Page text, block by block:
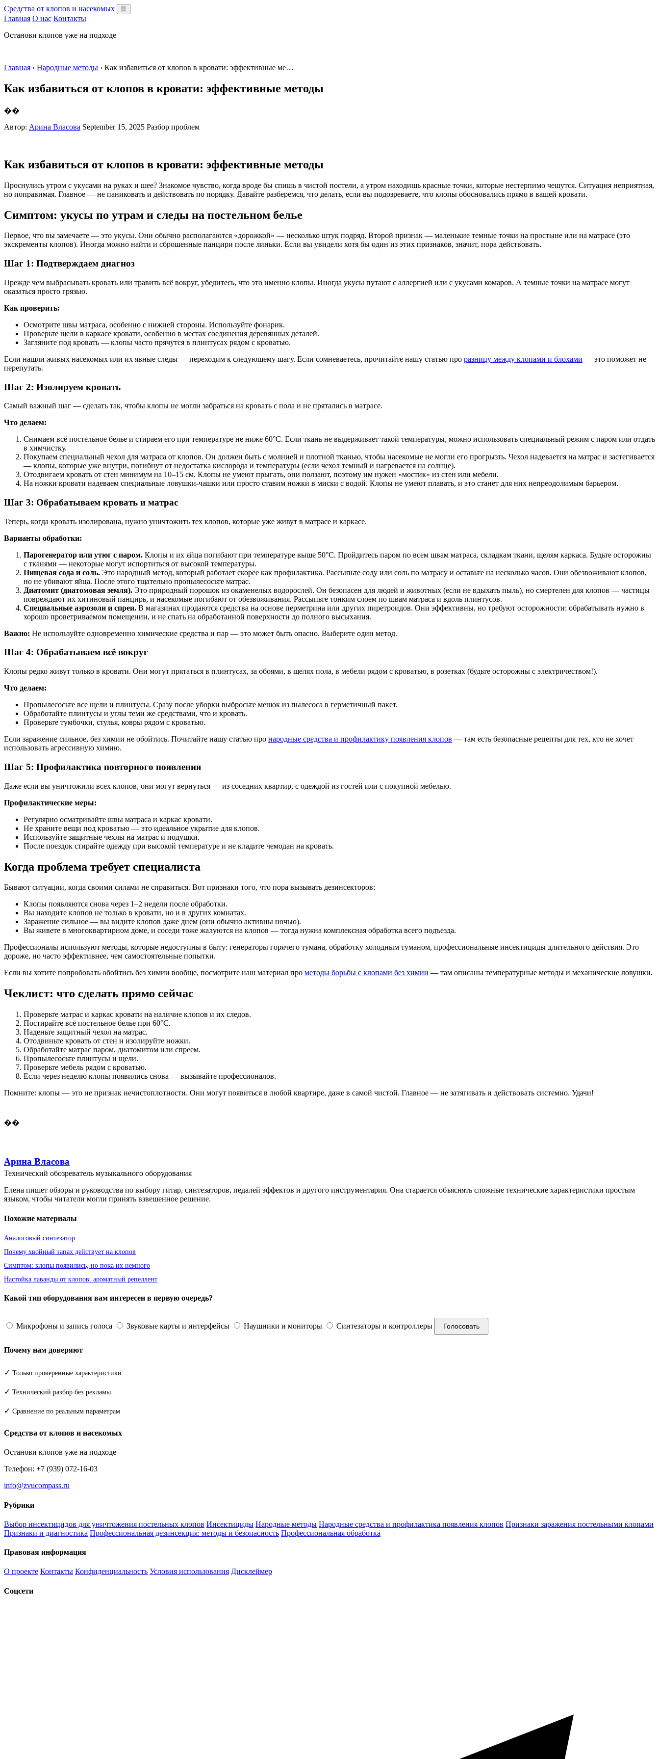
Средства от клопов и насекомых ☰
Главная О нас Контакты
Останови клопов уже на подходе
Главная › Народные методы › Как избавиться от клопов в кровати: эффективные ме…
Как избавиться от клопов в кровати: эффективные методы
��
Автор: Арина Власова September 15, 2025 Разбор проблем
Как избавиться от клопов в кровати: эффективные методы
Проснулись утром с укусами на руках и шее? Знакомое чувство, когда вроде бы спишь в чистой постели, а утром находишь красные точки, которые нестерпимо чешутся. Ситуация неприятная,
но поправимая. Главное — не паниковать и действовать по порядку. Давайте разберемся, что делать, если вы подозреваете, что клопы обосновались прямо в вашей кровати.
Симптом: укусы по утрам и следы на постельном белье
Первое, что вы замечаете — это укусы. Они обычно располагаются «дорожкой» — несколько штук подряд. Второй признак — маленькие темные точки на простыне или на матрасе (это
экскременты клопов). Иногда можно найти и сброшенные панцири после линьки. Если вы увидели хотя бы один из этих признаков, значит, пора действовать.
Шаг 1: Подтверждаем диагноз
Прежде чем выбрасывать кровать или травить всё вокруг, убедитесь, что это именно клопы. Иногда укусы путают с аллергией или с укусами комаров. А темные точки на матрасе могут
оказаться просто грязью.
Как проверить:
Осмотрите швы матраса, особенно с нижней стороны. Используйте фонарик.
Проверьте щели в каркасе кровати, особенно в местах соединения деревянных деталей.
Загляните под кровать — клопы часто прячутся в плинтусах рядом с кроватью.
Если нашли живых насекомых или их явные следы — переходим к следующему шагу. Если сомневаетесь, прочитайте нашу статью про разницу между клопами и блохами — это поможет не
перепутать.
Шаг 2: Изолируем кровать
Самый важный шаг — сделать так, чтобы клопы не могли забраться на кровать с пола и не прятались в матрасе.
Что делаем:
Снимаем всё постельное белье и стираем его при температуре не ниже 60°C. Если ткань не выдерживает такой температуры, можно использовать специальный режим с паром или отдать
в химчистку.
Покупаем специальный чехол для матраса от клопов. Он должен быть с молнией и плотной тканью, чтобы насекомые не могли его прогрызть. Чехол надевается на матрас и застегивается
— клопы, которые уже внутри, погибнут от недостатка кислорода и температуры (если чехол темный и нагревается на солнце).
Отодвигаем кровать от стен минимум на 10–15 см. Клопы не умеют прыгать, они ползают, поэтому им нужен «мостик» из стен или мебели.
На ножки кровати надеваем специальные ловушки-чашки или просто ставим ножки в миски с водой. Клопы не умеют плавать, и это станет для них непреодолимым барьером.
Шаг 3: Обрабатываем кровать и матрас
Теперь, когда кровать изолирована, нужно уничтожить тех клопов, которые уже живут в матрасе и каркасе.
Варианты обработки:
Парогенератор или утюг с паром. Клопы и их яйца погибают при температуре выше 50°C. Пройдитесь паром по всем швам матраса, складкам ткани, щелям каркаса. Будьте осторожны
с тканями — некоторые могут испортиться от высокой температуры.
Пищевая сода и соль. Это народный метод, который работает скорее как профилактика. Рассыпьте соду или соль по матрасу и оставьте на несколько часов. Они обезвоживают клопов,
но не убивают яйца. После этого тщательно пропылесосьте матрас.
Диатомит (диатомовая земля). Это природный порошок из окаменелых водорослей. Он безопасен для людей и животных (если не вдыхать пыль), но смертелен для клопов — частицы
повреждают их хитиновый панцирь, и насекомые погибают от обезвоживания. Рассыпьте тонким слоем по швам матраса и вдоль плинтусов.
Специальные аэрозоли и спреи. В магазинах продаются средства на основе перметрина или других пиретроидов. Они эффективны, но требуют осторожности: обрабатывать нужно в
хорошо проветриваемом помещении, и не спать на обработанной поверхности до полного высыхания.
Важно: Не используйте одновременно химические средства и пар — это может быть опасно. Выберите один метод.
Шаг 4: Обрабатываем всё вокруг
Клопы редко живут только в кровати. Они могут прятаться в плинтусах, за обоями, в щелях пола, в мебели рядом с кроватью, в розетках (будьте осторожны с электричеством!).
Что делаем:
Пропылесосьте все щели и плинтусы. Сразу после уборки выбросьте мешок из пылесоса в герметичный пакет.
Обработайте плинтусы и углы теми же средствами, что и кровать.
Проверьте тумбочки, стулья, ковры рядом с кроватью.
Если заражение сильное, без химии не обойтись. Почитайте нашу статью про народные средства и профилактику появления клопов — там есть безопасные рецепты для тех, кто не хочет
использовать агрессивную химию.
Шаг 5: Профилактика повторного появления
Даже если вы уничтожили всех клопов, они могут вернуться — из соседних квартир, с одеждой из гостей или с покупной мебелью.
Профилактические меры:
Регулярно осматривайте швы матраса и каркас кровати.
Не храните вещи под кроватью — это идеальное укрытие для клопов.
Используйте защитные чехлы на матрас и подушки.
После поездок стирайте одежду при высокой температуре и не кладите чемодан на кровать.
Когда проблема требует специалиста
Бывают ситуации, когда своими силами не справиться. Вот признаки того, что пора вызывать дезинсекторов:
Клопы появляются снова через 1–2 недели после обработки.
Вы находите клопов не только в кровати, но и в других комнатах.
Заражение сильное — вы видите клопов даже днем (они обычно активны ночью).
Вы живете в многоквартирном доме, и соседи тоже жалуются на клопов — тогда нужна комплексная обработка всего подъезда.
Профессионалы используют методы, которые недоступны в быту: генераторы горячего тумана, обработку холодным туманом, профессиональные инсектициды длительного действия. Это
дороже, но часто эффективнее, чем самостоятельные попытки.
Если вы хотите попробовать обойтись без химии вообще, посмотрите наш материал про методы борьбы с клопами без химии — там описаны температурные методы и механические ловушки.
Чеклист: что сделать прямо сейчас
Проверьте матрас и каркас кровати на наличие клопов и их следов.
Постирайте всё постельное белье при 60°C.
Наденьте защитный чехол на матрас.
Отодвиньте кровать от стен и изолируйте ножки.
Обработайте матрас паром, диатомитом или спреем.
Пропылесосьте плинтусы и щели.
Проверьте мебель рядом с кроватью.
Если через неделю клопы появились снова — вызывайте профессионалов.
Помните: клопы — это не признак нечистоплотности. Они могут появиться в любой квартире, даже в самой чистой. Главное — не затягивать и действовать системно. Удачи!
��
Арина Власова
Технический обозреватель музыкального оборудования
Елена пишет обзоры и руководства по выбору гитар, синтезаторов, педалей эффектов и другого инструментария. Она старается объяснять сложные технические характеристики простым
языком, чтобы читатели могли принять взвешенное решение.
Похожие материалы
Аналоговый синтезатор
Почему хвойный запах действует на клопов
Симптом: клопы появились, но пока их немного
Настойка лаванды от клопов: ароматный репеллент
Какой тип оборудования вам интересен в первую очередь?
Микрофоны и запись голоса Звуковые карты и интерфейсы Наушники и мониторы Синтезаторы и контроллеры Голосовать
Почему нам доверяют
✓ Только проверенные характеристики
✓ Технический разбор без рекламы
✓ Сравнение по реальным параметрам
Средства от клопов и насекомых
Останови клопов уже на подходе
Телефон: +7 (939) 072-16-03
info@zvucompass.ru
Рубрики
Выбор инсектицидов для уничтожения постельных клопов Инсектициды Народные методы Народные средства и профилактика появления клопов Признаки заражения постельными клопами
Признаки и диагностика Профессиональная дезинсекция: методы и безопасность Профессиональная обработка
Правовая информация
О проекте Контакты Конфиденциальность Условия использования Дисклеймер
Соцсети